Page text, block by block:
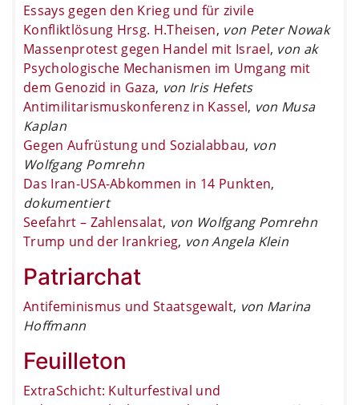
Essays gegen den Krieg und für zivile
Konfliktlösung Hrsg. H.Theisen, von Peter Nowak
Massenprotest gegen Handel mit Israel, von ak
Psychologische Mechanismen im Umgang mit
dem Genozid in Gaza, von Iris Hefets
Antimilitarismuskonferenz in Kassel, von Musa
Kaplan
Gegen Aufrüstung und Sozialabbau, von
Wolfgang Pomrehn
Das Iran-USA-Abkommen in 14 Punkten,
dokumentiert
Seefahrt – Zahlensalat, von Wolfgang Pomrehn
Trump und der Irankrieg, von Angela Klein
Patriarchat
Antifeminismus und Staatsgewalt, von Marina
Hoffmann
Feuilleton
ExtraSchicht: Kulturfestival und